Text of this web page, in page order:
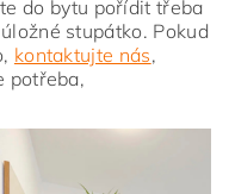
do bytu pořídit třeba
stupátko. Pokud
kontaktujte nás,
potřeba,